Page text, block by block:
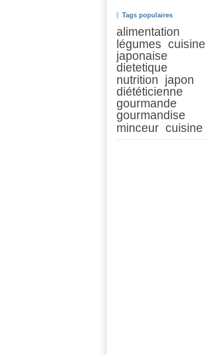
Tags populaires
alimentation
légumes cuisine
japonaise
dietetique
nutrition japon
diététicienne
gourmande
gourmandise
minceur cuisine